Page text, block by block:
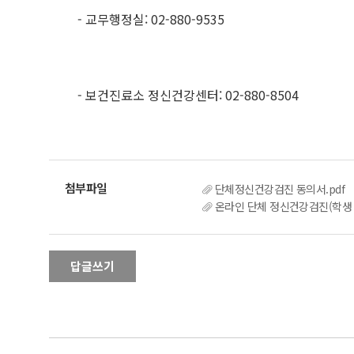
- 교무행정실: 02-880-9535
- 보건진료소 정신건강센터: 02-880-8504
단체정신건강검진 동의서.pdf
온라인 단체 정신건강검진(학
답글쓰기